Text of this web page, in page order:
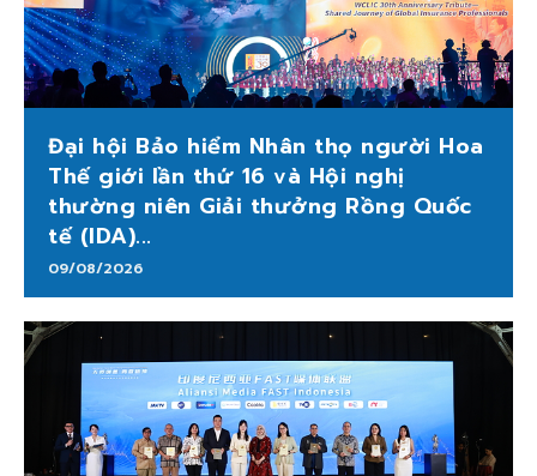
Đại hội Bảo hiểm Nhân thọ người Hoa
Thế giới lần thứ 16 và Hội nghị
thường niên Giải thưởng Rồng Quốc
tế (IDA)...
09/08/2026